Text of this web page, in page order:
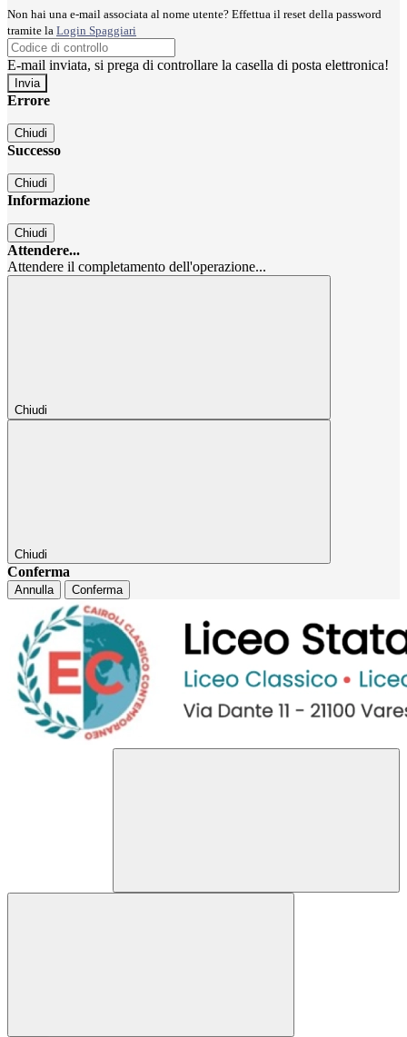
Non hai una e-mail associata al nome utente? Effettua il reset della password
tramite la Login Spaggiari
E-mail inviata, si prega di controllare la casella di posta elettronica!
Errore
Chiudi
Successo
Chiudi
Informazione
Chiudi
Attendere...
Attendere il completamento dell'operazione...
Chiudi
Chiudi
Conferma
Annulla Conferma